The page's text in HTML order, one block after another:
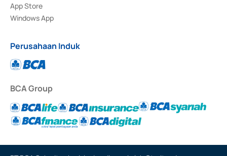
App Store
Windows App
Perusahaan Induk
BCA Group